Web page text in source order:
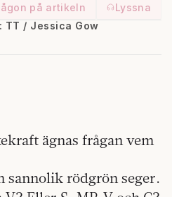
på artikeln
Lyssna
TT / Jessica Gow
ägnas frågan vem
sannolik rödgrön seger.